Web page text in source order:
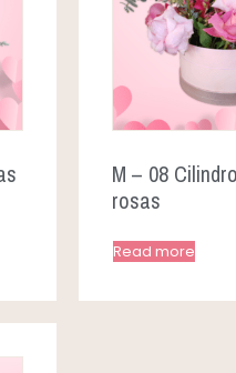
M – 08
rosas
Read more